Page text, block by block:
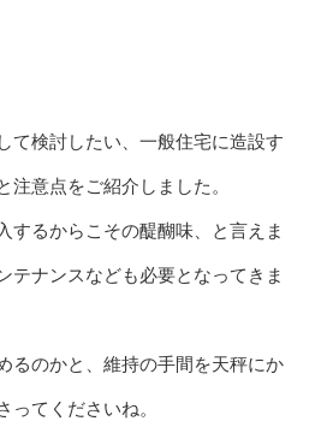
て検討したい、一般住宅に造設す
注意点をご紹介しました。
するからこその醍醐味、と言えま
テナンスなども必要となってきま
るのかと、維持の手間を天秤にか
ってくださいね。